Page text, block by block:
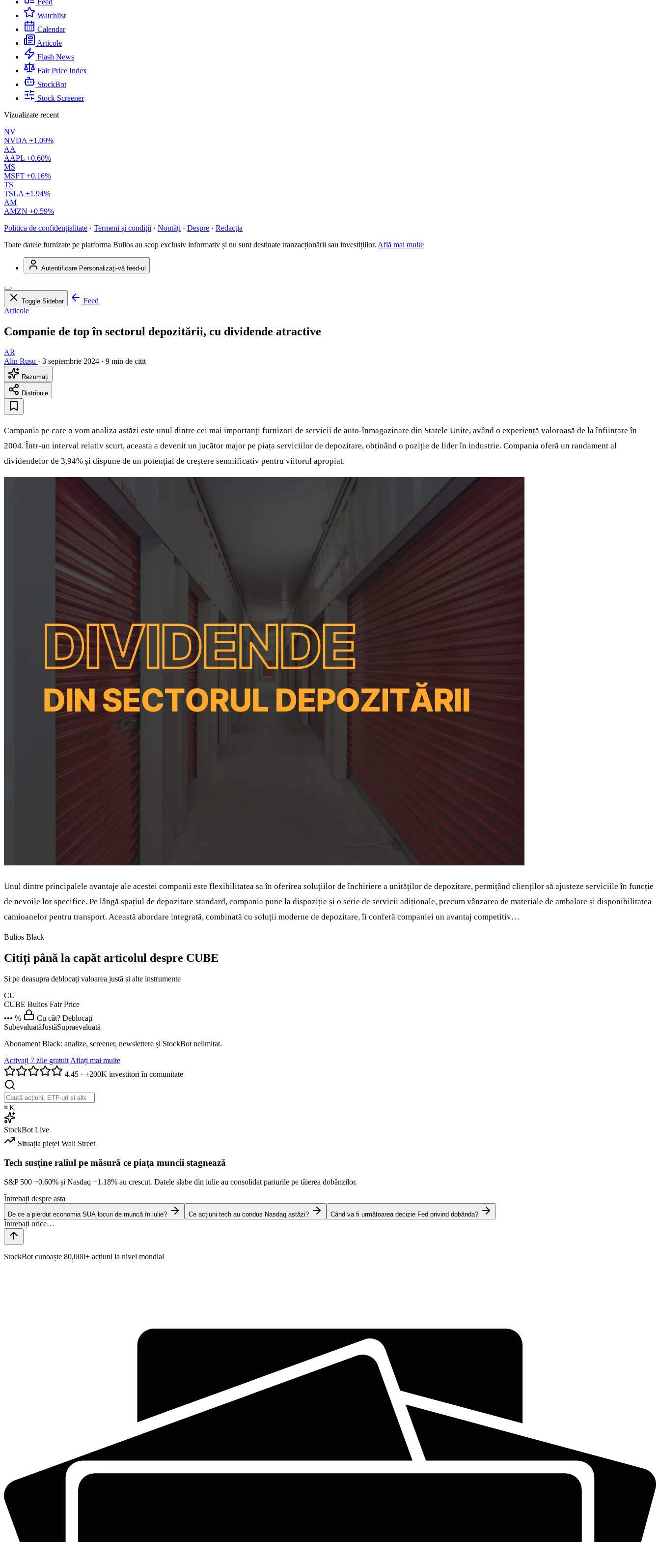
Feed
Watchlist
Calendar
Articole
Flash News
Fair Price Index
StockBot
Stock Screener
Vizualizate recent
NV
NVDA +1.09%
AA
AAPL +0.60%
MS
MSFT +0.16%
TS
TSLA +1.94%
AM
AMZN +0.59%
Politica de confidențialitate · Termeni și condiții · Noutăți · Despre · Redacția
Toate datele furnizate pe platforma Bulios au scop exclusiv informativ și nu sunt destinate tranzacționării sau investițiilor. Află mai multe
Autentificare Personalizați-vă feed-ul
Toggle Sidebar
Feed
Articole
Companie de top în sectorul depozitării, cu dividende atractive
AR
Alin Rusu · 3 septembrie 2024 · 9 min de citit
Rezumați
Distribuie
Compania pe care o vom analiza astăzi este unul dintre cei mai importanți furnizori de servicii de auto-înmagazinare din Statele Unite, având o experiență valoroasă de la înființare în
2004. Într-un interval relativ scurt, aceasta a devenit un jucător major pe piața serviciilor de depozitare, obținând o poziție de lider în industrie. Compania oferă un randament al
dividendelor de 3,94% și dispune de un potențial de creștere semnificativ pentru viitorul apropiat.
Unul dintre principalele avantaje ale acestei companii este flexibilitatea sa în oferirea soluțiilor de închiriere a unităților de depozitare, permițând clienților să ajusteze serviciile în funcție
de nevoile lor specifice. Pe lângă spațiul de depozitare standard, compania pune la dispoziție și o serie de servicii adiționale, precum vânzarea de materiale de ambalare și disponibilitatea
camioanelor pentru transport. Această abordare integrată, combinată cu soluții moderne de depozitare, îi conferă companiei un avantaj competitiv…
Bulios Black
Citiți până la capăt articolul despre CUBE
Și pe deasupra deblocați valoarea justă și alte instrumente
CU
CUBE Bulios Fair Price
••• %
Cu cât? Deblocați
SubevaluatăJustăSupraevaluată
Abonament Black: analize, screener, newslettere și StockBot nelimitat.
Activați 7 zile gratuit Aflați mai multe
4.45 · +200K investitori în comunitate
⌘ K
StockBot Live
Situația pieței Wall Street
Tech susține raliul pe măsură ce piața muncii stagnează
S&P 500 +0.60% și Nasdaq +1.18% au crescut. Datele slabe din iulie au consolidat pariurile pe tăierea dobânzilor.
Întrebați despre asta
De ce a pierdut economia SUA locuri de muncă în iulie? Ce acțiuni tech au condus Nasdaq astăzi? Când va fi următoarea decizie Fed privind dobânda?
StockBot cunoaște 80,000+ acțiuni la nivel mondial